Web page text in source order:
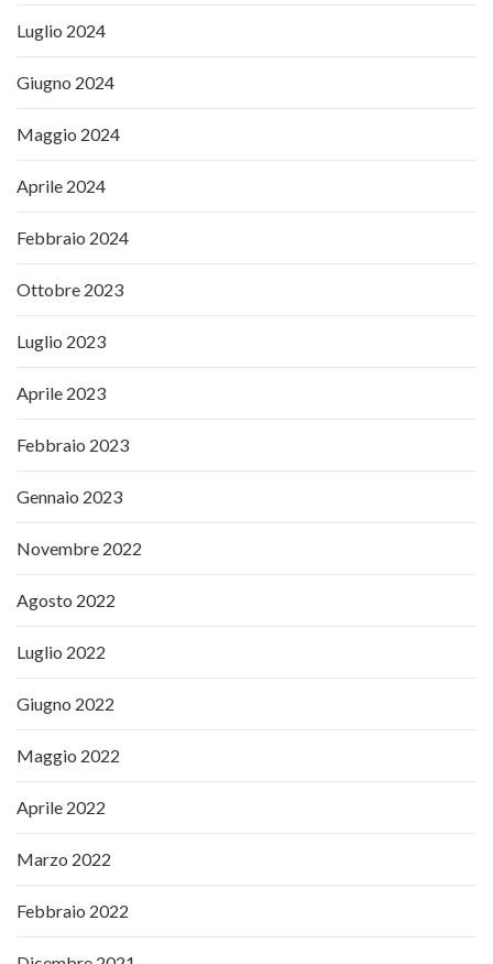
Luglio 2024
Giugno 2024
Maggio 2024
Aprile 2024
Febbraio 2024
Ottobre 2023
Luglio 2023
Aprile 2023
Febbraio 2023
Gennaio 2023
Novembre 2022
Agosto 2022
Luglio 2022
Giugno 2022
Maggio 2022
Aprile 2022
Marzo 2022
Febbraio 2022